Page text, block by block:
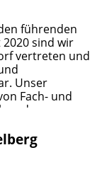
führenden
sind wir
vertreten und
Unser
Fach- und
und
…